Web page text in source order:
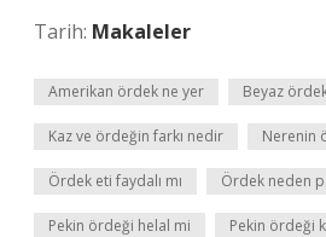
Tarih: Makaleler
Amerikan ördek ne yer Beyaz
Kaz ve ördeğin farkı nedir Nerenin
Ördek eti faydalı mı Ördek neden
Pekin ördeği helal mi Pekin ördeği